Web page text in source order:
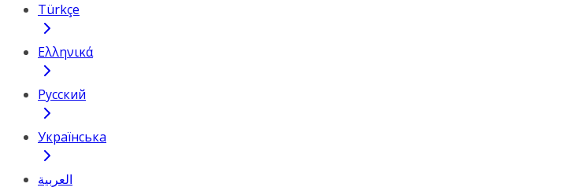
Türkçe
Ελληνικά
Русский
Українська
العربية